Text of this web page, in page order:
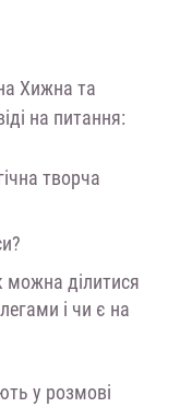
Хижна та
на питання:
творча
ділитися
і чи є на
у розмові